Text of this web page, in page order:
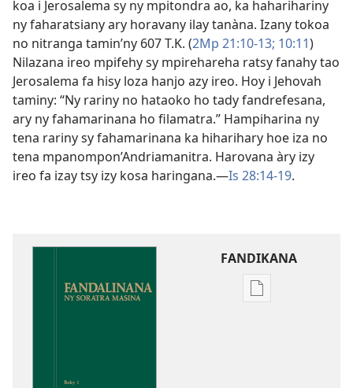
koa i Jerosalema sy ny mpitondra ao, ka haharihariny
ny faharatsiany ary horavany ilay tanàna. Izany tokoa
no nitranga tamin’ny 607 T.K. (2Mp 21:10-13; 10:11)
Nilazana ireo mpifehy sy mpirehareha ratsy fanahy tao
Jerosalema fa hisy loza hanjo azy ireo. Hoy i Jehovah
taminy: “Ny rariny no hataoko ho tady fandrefesana,
ary ny fahamarinana ho filamatra.” Hampiharina ny
tena rariny sy fahamarinana ka hiharihary hoe iza no
tena mpanompon’Andriamanitra. Harovana àry izy
ireo fa izay tsy izy kosa haringana.​—Is 28:14-19.
FANDIKANA
Fandikana